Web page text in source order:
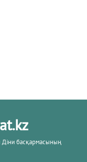
басқармасының